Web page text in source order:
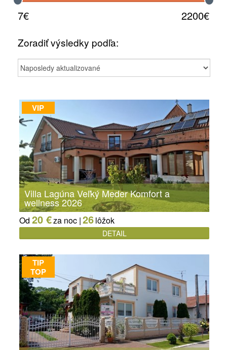
7€ 2200€
Zoradiť výsledky podľa:
VIP
Villa Lagúna Veľký Meder Komfort a
wellness 2026
Od 20 €za noc |26lôžok
DETAIL
TIP
TOP